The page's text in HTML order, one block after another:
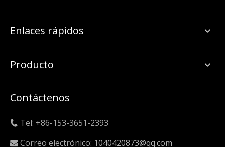
Enlaces rápidos
Producto
Contáctenos
 Tel: +86-153-3651-2393
 Correo electrónico: 1040420873@qq.com